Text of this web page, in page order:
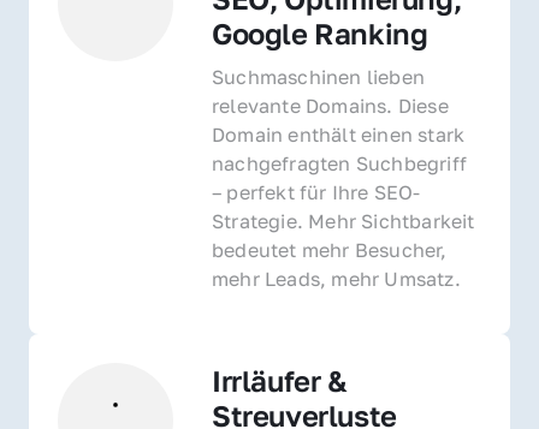
Google Ranking
Suchmaschinen lieben
relevante Domains. Diese
Domain enthält einen stark
nachgefragten Suchbegriff
– perfekt für Ihre SEO-
Strategie. Mehr Sichtbarkeit
bedeutet mehr Besucher,
mehr Leads, mehr Umsatz.
Irrläufer &
Streuverluste